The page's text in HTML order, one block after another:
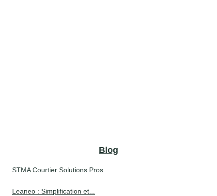
Blog
STMA Courtier Solutions Pros...
Leaneo : Simplification et...